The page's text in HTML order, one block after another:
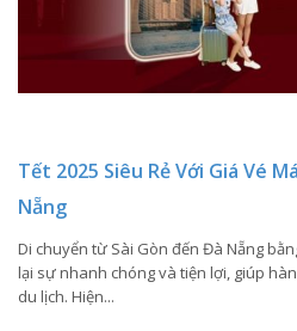
Tết 2025 Siêu Rẻ Với Giá Vé
Nẵng
Di chuyển từ Sài Gòn đến Đà Nẵng
lại sự nhanh chóng và tiện lợi, giúp
du lịch. Hiện...